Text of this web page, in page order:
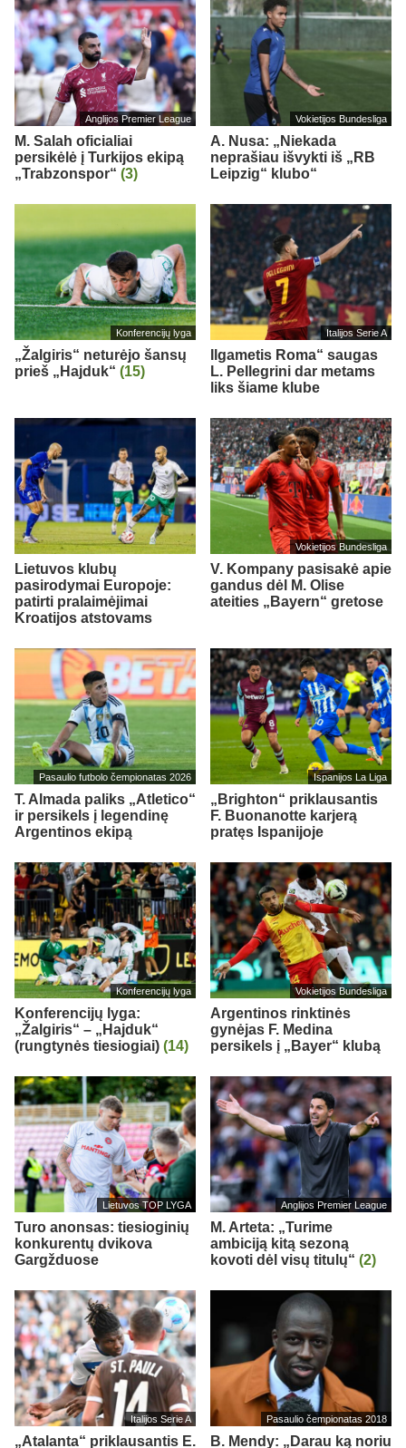
Anglijos Premier League
M. Salah oficialiai
persikėlė į Turkijos ekipą
„Trabzonspor“ (3)
Vokietijos Bundesliga
A. Nusa: „Niekada
neprašiau išvykti iš „RB
Leipzig“ klubo“
Konferencijų lyga
„Žalgiris“ neturėjo šansų
prieš „Hajduk“ (15)
Italijos Serie A
Ilgametis Roma“ saugas
L. Pellegrini dar metams
liks šiame klube
Lietuvos klubų
pasirodymai Europoje:
patirti pralaimėjimai
Kroatijos atstovams
Vokietijos Bundesliga
V. Kompany pasisakė apie
gandus dėl M. Olise
ateities „Bayern“ gretose
Pasaulio futbolo čempionatas 2026
T. Almada paliks „Atletico“
ir persikels į legendinę
Argentinos ekipą
Ispanijos La Liga
„Brighton“ priklausantis
F. Buonanotte karjerą
pratęs Ispanijoje
Konferencijų lyga
Konferencijų lyga:
„Žalgiris“ – „Hajduk“
(rungtynės tiesiogiai) (14)
Vokietijos Bundesliga
Argentinos rinktinės
gynėjas F. Medina
persikels į „Bayer“ klubą
Lietuvos TOP LYGA
Turo anonsas: tiesioginių
konkurentų dvikova
Gargžduose
Anglijos Premier League
M. Arteta: „Turime
ambiciją kitą sezoną
kovoti dėl visų titulų“ (2)
Italijos Serie A
„Atalanta“ priklausantis E.
Pasaulio čempionatas 2018
B. Mendy: „Darau ką noriu